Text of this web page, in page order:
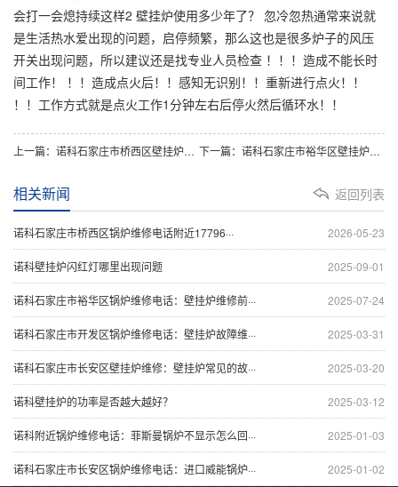
会打一会熄持续这样2 壁挂炉使用多少年了？ 忽冷忽热通常来说就
是生活热水爱出现的问题，启停频繁，那么这也是很多炉子的风压
开关出现问题，所以建议还是找专业人员检查 ！！！造成不能长时
间工作！ ！！造成点火后！！感知无识别！！重新进行点火！！
！！工作方式就是点火工作1分钟左右后停火然后循环水！！
上一篇：诺科石家庄市桥西区壁挂炉维修：威能锅炉显示标识说明是什么故障与5种处理解决方 下一篇：诺科石家庄市裕华区壁挂炉维修：博世锅炉显示注水是什么原因？博世锅炉怎么复位
返回列表
相关新闻
2026-05-23
诺科石家庄市桥西区锅炉维修电话附近17796···
2025-09-01
诺科壁挂炉闪红灯哪里出现问题
2025-07-24
诺科石家庄市裕华区锅炉维修电话：壁挂炉维修前···
2025-03-31
诺科石家庄市开发区锅炉维修电话：壁挂炉故障维···
2025-03-20
诺科石家庄市长安区壁挂炉维修：壁挂炉常见的故···
2025-03-12
诺科壁挂炉的功率是否越大越好？
2025-01-03
诺科附近锅炉维修电话：菲斯曼锅炉不显示怎么回···
2025-01-02
诺科石家庄市长安区锅炉维修电话：进口威能锅炉···